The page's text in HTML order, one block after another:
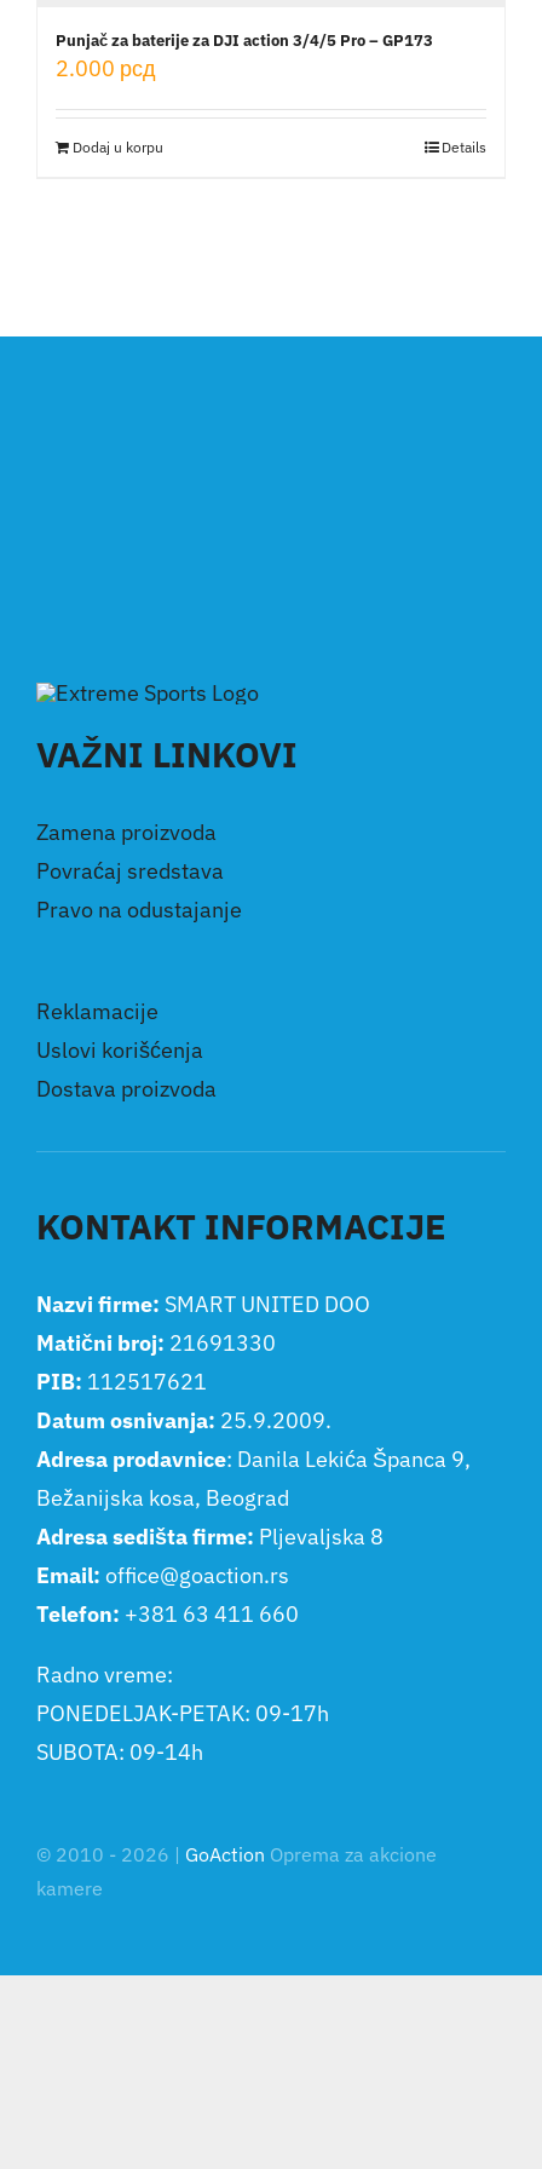
Punjač za baterije za DJI action 3/4/5 Pro – GP173
2.000 рсд
Dodaj u korpu Details
VAŽNI LINKOVI
Zamena proizvoda
Povraćaj sredstava
Pravo na odustajanje
Reklamacije
Uslovi korišćenja
Dostava proizvoda
KONTAKT INFORMACIJE
Nazvi firme: SMART UNITED DOO
Matični broj: 21691330
PIB: 112517621
Datum osnivanja: 25.9.2009.
Adresa prodavnice: Danila Lekića Španca 9,
Bežanijska kosa, Beograd
Adresa sedišta firme: Pljevaljska 8
Email: office@goaction.rs
Telefon: +381 63 411 660
Radno vreme:
PONEDELJAK-PETAK: 09-17h
SUBOTA: 09-14h
© 2010 - 2026 | GoAction Oprema za akcione
kamere